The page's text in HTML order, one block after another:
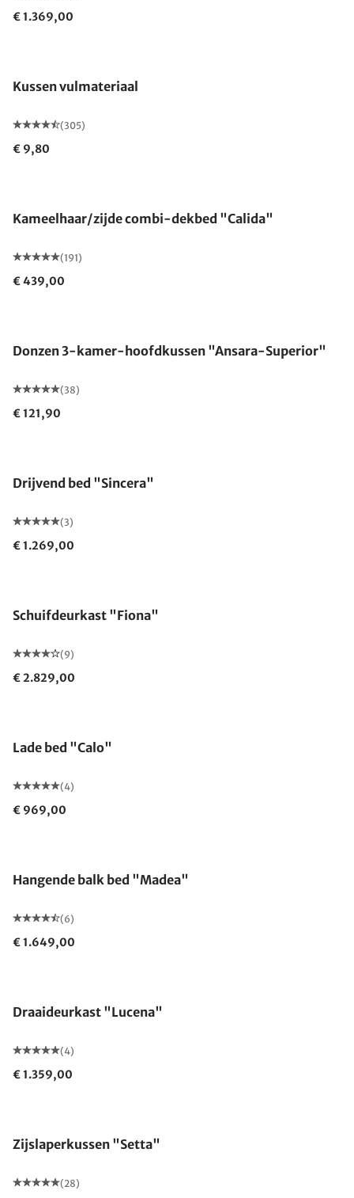
€ 1.369,00
Kussen vulmateriaal
(305)
€ 9,80
Kameelhaar/zijde combi-dekbed "Calida"
(191)
€ 439,00
Donzen 3-kamer-hoofdkussen "Ansara-Superior"
(38)
€ 121,90
Drijvend bed "Sincera"
(3)
€ 1.269,00
Schuifdeurkast "Fiona"
(9)
€ 2.829,00
Lade bed "Calo"
(4)
€ 969,00
Hangende balk bed "Madea"
(6)
€ 1.649,00
Draaideurkast "Lucena"
(4)
€ 1.359,00
Zijslaperkussen "Setta"
(28)